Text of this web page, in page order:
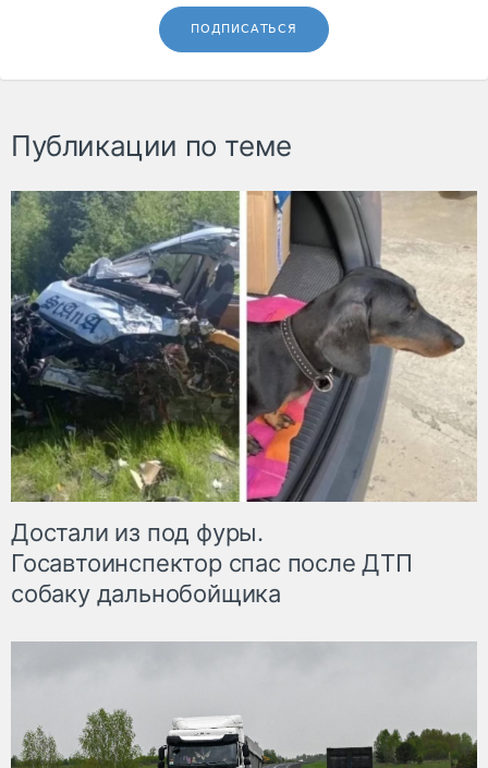
ПОДПИСАТЬСЯ
Публикации по теме
Достали из под фуры.
Госавтоинспектор спас после ДТП
собаку дальнобойщика